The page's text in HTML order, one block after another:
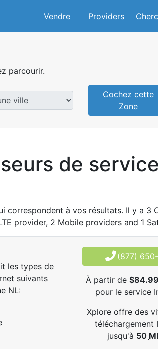
Vendre Providers
parcourir.
Cochez cette
Zone
de
correspondent à vos résultats. Il y a 3
provider, 2 Mobile providers and 1
les types de
suivants
NL:
(877)
À partir de $84.99
pour le service
Xplore offre des
téléchargement
jusqu'à 50